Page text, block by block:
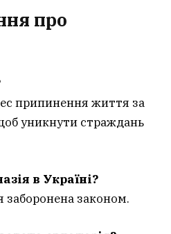
про
припинення життя за
уникнути страждань
в Україні?
заборонена законом.